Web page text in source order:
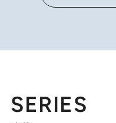
SERIES